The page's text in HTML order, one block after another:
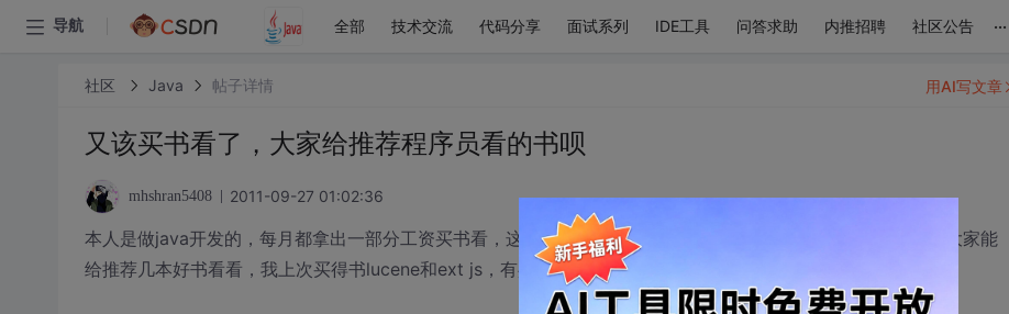
导航 全部 技术交流 代码分享 面试系列 IDE工具 问答求助 内推招聘 社区公告 ...
社区 Java 帖子详情
又该买书看了，大家给推荐程序员看的书呗
mhshran5408 2011-09-27 01:02:36
本人是做java开发的，每月都拿出一部分工资买书看，这马上都月底了，刚在网上看了下，不过感觉没劲，希望大家能
给推荐几本好书看看，我上次买得书lucene和ext js，有共同爱好的C友们+qq745501659
用AI写文章